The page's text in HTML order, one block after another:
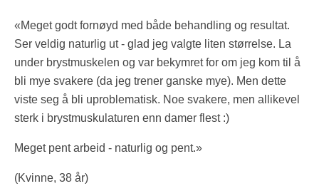
«Meget godt fornøyd med både behandling og resultat.
Ser veldig naturlig ut - glad jeg valgte liten størrelse. La
under brystmuskelen og var bekymret for om jeg kom til å
bli mye svakere (da jeg trener ganske mye). Men dette
viste seg å bli uproblematisk. Noe svakere, men allikevel
sterk i brystmuskulaturen enn damer flest :)
Meget pent arbeid - naturlig og pent.»
(Kvinne, 38 år)